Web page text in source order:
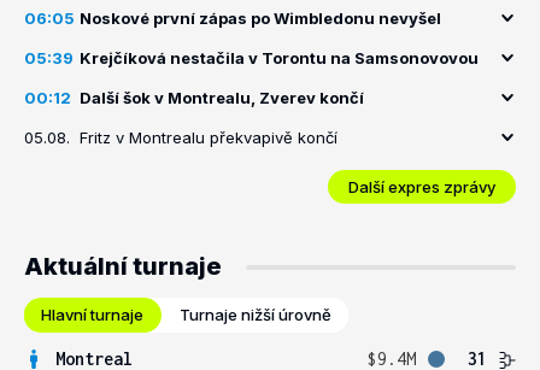
06:05 Noskové první zápas po Wimbledonu nevyšel
05:39 Krejčíková nestačila v Torontu na Samsonovovou
00:12 Další šok v Montrealu, Zverev končí
05.08. Fritz v Montrealu překvapivě končí
Další expres zprávy
Aktuální turnaje
Hlavní turnaje Turnaje nižší úrovně
Montreal $9.4M
31